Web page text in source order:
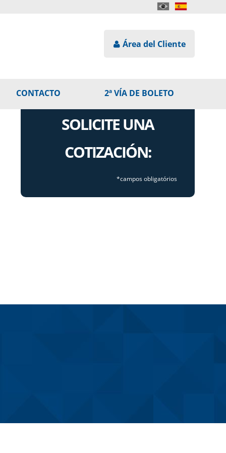
Área del Cliente
CONTACTO 2ª VÍA DE BOLETO
SOLICITE UNA
COTIZACIÓN:
*campos obligatórios